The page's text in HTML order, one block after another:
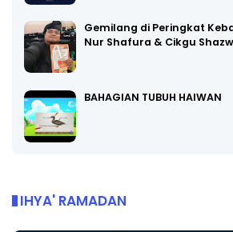
Gemilang di Peringkat
Nur Shafura & Cikgu
BAHAGIAN TUBUH HAIWAN
IHYA' RAMADAN